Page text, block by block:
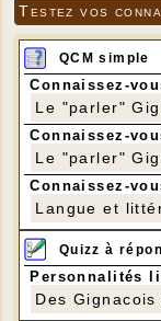
Testez vos
QCM simple
Connaissez-
Le "parler"
Connaissez-
Le "parler"
Connaissez-
Langue et
Quizz à
Personnalités
Des